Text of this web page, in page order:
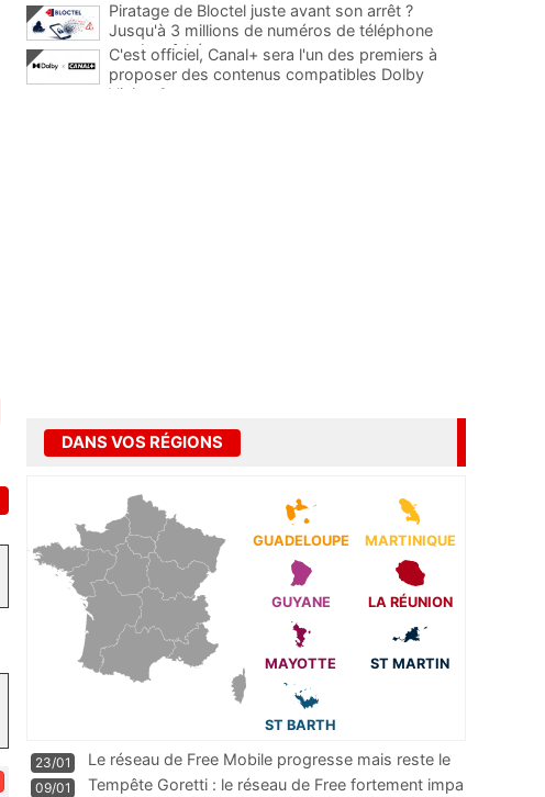
Piratage de Bloctel juste avant son arrêt ?
Jusqu'à 3 millions de numéros de téléphone
auraient fuité
C'est officiel, Canal+ sera l'un des premiers à
proposer des contenus compatibles Dolby
Vision 2
DANS VOS RÉGIONS
GUADELOUPE MARTINIQUE
GUYANE LA RÉUNION
MAYOTTE ST MARTIN
ST BARTH
23/01
Le réseau de Free Mobile progresse mais reste le
m
...
09/01
Tempête Goretti : le réseau de Free fortement impa